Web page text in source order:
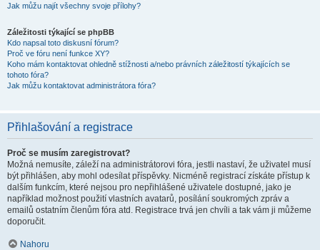
Jak můžu najít všechny svoje přílohy?
Záležitosti týkající se phpBB
Kdo napsal toto diskusní fórum?
Proč ve fóru není funkce XY?
Koho mám kontaktovat ohledně stížnosti a/nebo právních záležitostí týkajících se
tohoto fóra?
Jak můžu kontaktovat administrátora fóra?
Přihlašování a registrace
Proč se musím zaregistrovat?
Možná nemusíte, záleží na administrátorovi fóra, jestli nastaví, že uživatel musí
být přihlášen, aby mohl odesílat příspěvky. Nicméně registrací získáte přístup k
dalším funkcím, které nejsou pro nepřihlášené uživatele dostupné, jako je
například možnost použití vlastních avatarů, posílání soukromých zpráv a
emailů ostatním členům fóra atd. Registrace trvá jen chvíli a tak vám ji můžeme
doporučit.
Nahoru